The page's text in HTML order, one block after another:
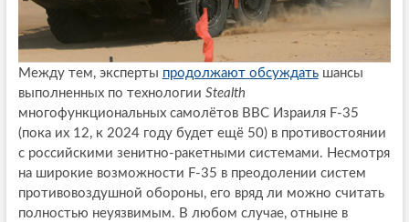
Между тем, эксперты продолжают обсуждатьшансы
выполненных по технологии Stealth
многофункциональных самолётов ВВС Израиля F-35
(пока их 12, к 2024 году будет ещё 50) в противостоянии
с российскими зенитно-ракетными системами. Несмотря
на широкие возможности F-35 в преодолении систем
противовоздушной обороны, его вряд ли можно считать
полностью неуязвимым. В любом случае, отныне в